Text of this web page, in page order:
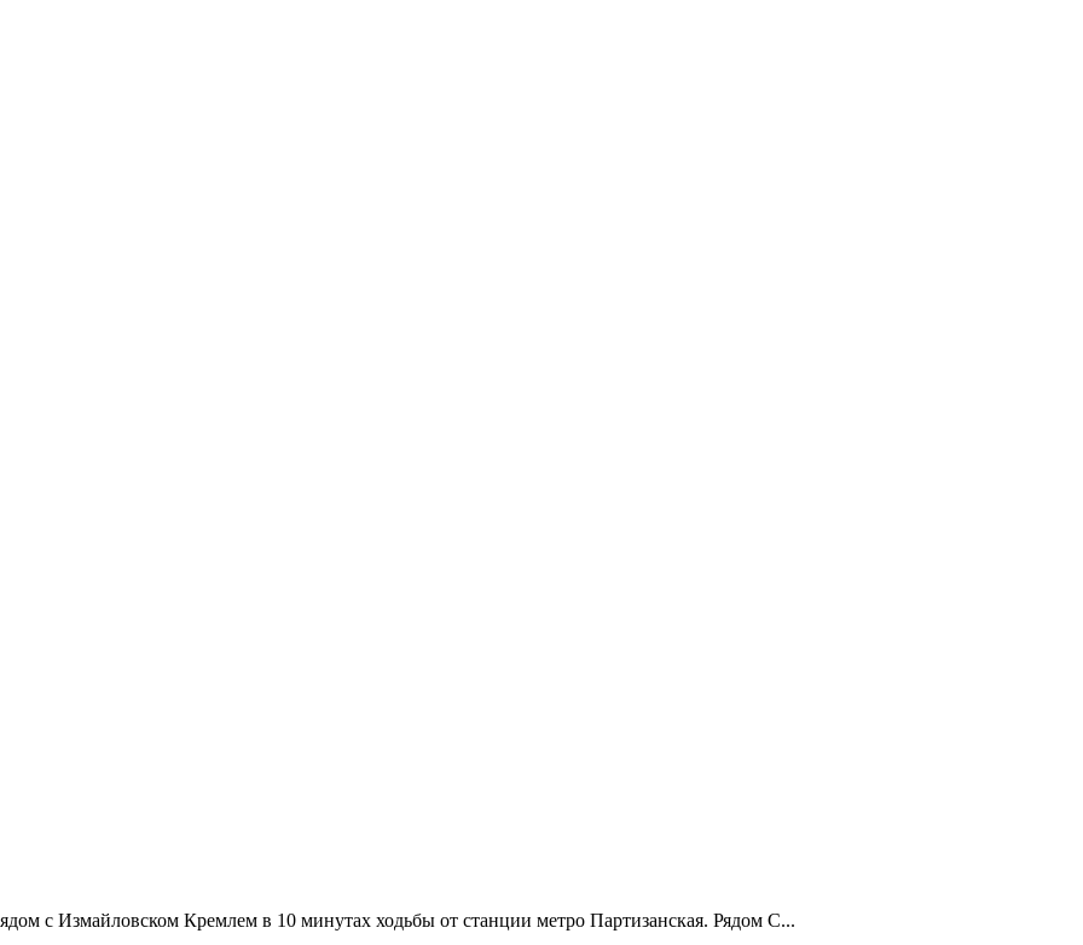
с Измайловском Кремлем в 10 минутах ходьбы от станции метро Партизанская. Рядом С...